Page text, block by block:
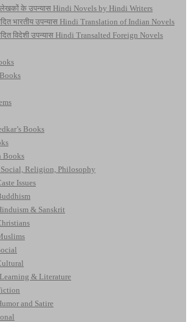
लेखकों के उपन्यास Hindi Novels by Hindi Writers
भारतीय उपन्यास Hindi Translation of Indian Novels
विदेशी उपन्यास Hindi Transalted Foreign Novels
Books
Books
Religion, Philosophy
Issues
& Sanskrit
& Literature
and Satire